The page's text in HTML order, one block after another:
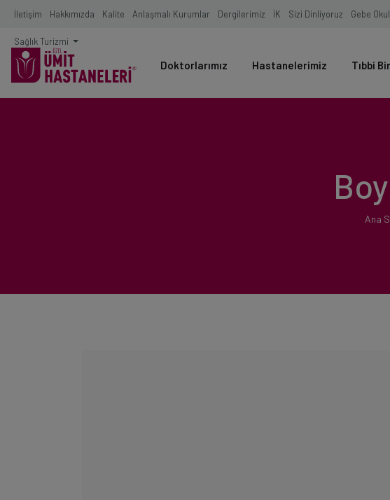
İletişim Hakkımızda Kalite Anlaşmalı Kurumlar Dergilerimiz İK Sizi Dinliyoruz Gebe
Sağlık Turizmi
Doktorlarımız Hastanelerimiz Tıbbi
Ana